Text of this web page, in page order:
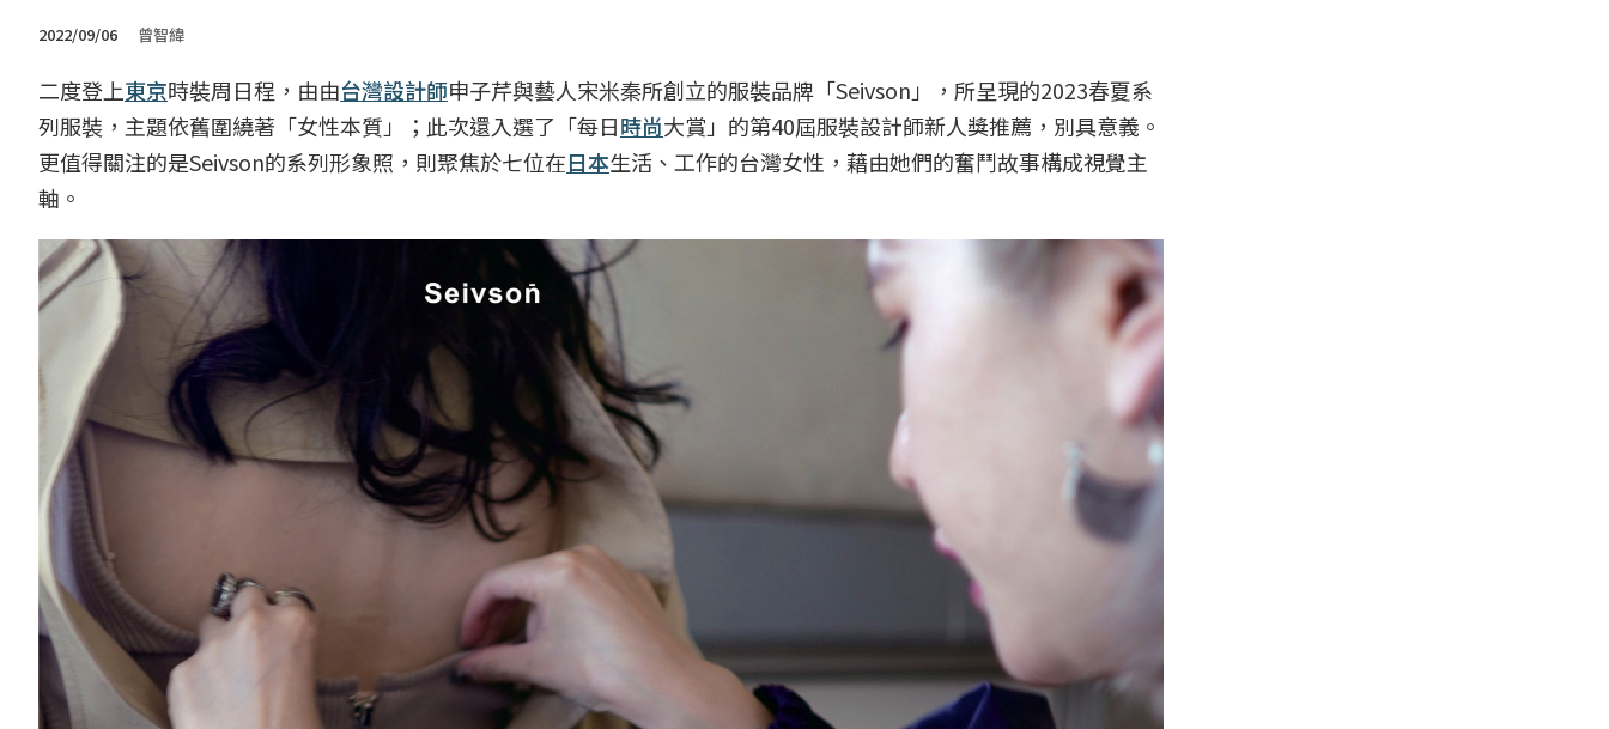
2022/09/06 曾智緯
二度登上東京時裝周日程，由由台灣設計師申子芹與藝人宋米秦所創立的服裝品牌「Seivson」，所呈現的2023春夏系
列服裝，主題依舊圍繞著「女性本質」；此次還入選了「每日時尚大賞」的第40屆服裝設計師新人獎推薦，別具意義。
更值得關注的是Seivson的系列形象照，則聚焦於七位在日本生活、工作的台灣女性，藉由她們的奮鬥故事構成視覺主
軸。